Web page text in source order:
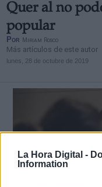
La Hora Digital -
Information
Quer al no
popular
Por Miriam Rosco
Más artículos de este autor
lunes, 28 de octubre de 2019